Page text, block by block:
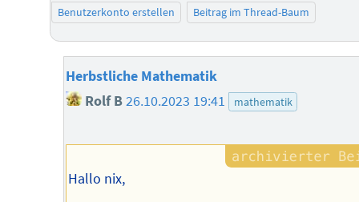
Benutzerkonto erstellen
Beitrag im Thread-Baum
Herbstliche Mathematik
Rolf B26.10.2023 19:41 mathematik
Hallo nix,